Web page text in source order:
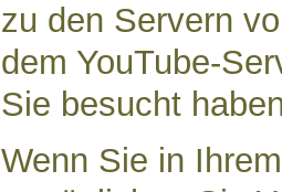
zu den Servern
dem YouTube-
Sie besucht
Wenn Sie in